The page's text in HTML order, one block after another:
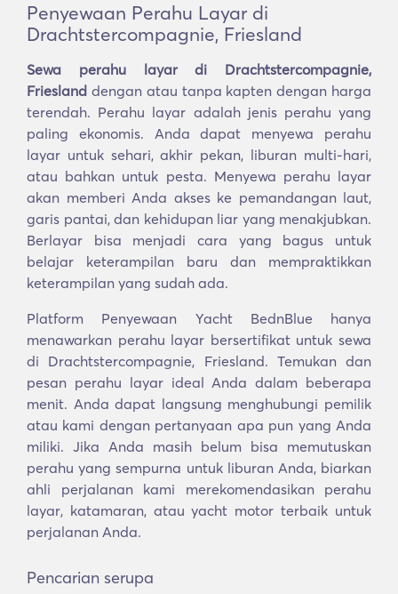
Penyewaan Perahu Layar di
Drachtstercompagnie, Friesland
Sewa perahu layar di Drachtstercompagnie,
Friesland dengan atau tanpa kapten dengan harga
terendah. Perahu layar adalah jenis perahu yang
paling ekonomis. Anda dapat menyewa perahu
layar untuk sehari, akhir pekan, liburan multi-hari,
atau bahkan untuk pesta. Menyewa perahu layar
akan memberi Anda akses ke pemandangan laut,
garis pantai, dan kehidupan liar yang menakjubkan.
Berlayar bisa menjadi cara yang bagus untuk
belajar keterampilan baru dan mempraktikkan
keterampilan yang sudah ada.
Platform Penyewaan Yacht BednBlue hanya
menawarkan perahu layar bersertifikat untuk sewa
di Drachtstercompagnie, Friesland. Temukan dan
pesan perahu layar ideal Anda dalam beberapa
menit. Anda dapat langsung menghubungi pemilik
atau kami dengan pertanyaan apa pun yang Anda
miliki. Jika Anda masih belum bisa memutuskan
perahu yang sempurna untuk liburan Anda, biarkan
ahli perjalanan kami merekomendasikan perahu
layar, katamaran, atau yacht motor terbaik untuk
perjalanan Anda.
Pencarian serupa